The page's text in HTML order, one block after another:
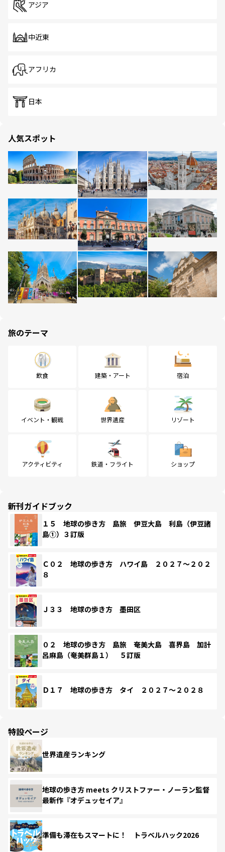
アジア
中近東
アフリカ
日本
人気スポット
旅のテーマ
飲食 建築・アート 宿泊
イベント・観戦 世界遺産 リゾート
アクティビティ 鉄道・フライト ショップ
新刊ガイドブック
１５ 地球の歩き方 島旅 伊豆大島 利島（伊豆諸
島①）３訂版
Ｃ０２ 地球の歩き方 ハワイ島 ２０２７～２０２
８
Ｊ３３ 地球の歩き方 墨田区
０２ 地球の歩き方 島旅 奄美大島 喜界島 加計
呂麻島（奄美群島１） ５訂版
Ｄ１７ 地球の歩き方 タイ ２０２７～２０２８
特設ページ
世界遺産ランキング
地球の歩き方 meets クリストファー・ノーラン監督
最新作『オデュッセイア』
準備も滞在もスマートに！ トラベルハック2026